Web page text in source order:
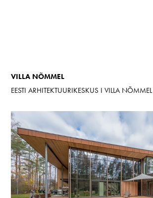
VILLA NÕMMEL
EESTI ARHITEKTUURIKESKUS I VILLA NÕMMEL